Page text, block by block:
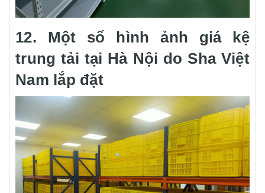
12. Một số hình ảnh giá kệ
trung tải tại Hà Nội do Sha Việt
Nam lắp đặt